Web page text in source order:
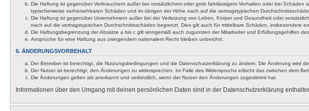
Die Haftung ist gegenüber Verbrauchern außer bei vorsätzlichem oder grob fahrlässigem Verhalten oder bei
typischerweise vorhersehbaren Schäden und im übrigen der Höhe nach auf die vertragstypischen
Die Haftung ist gegenüber Unternehmern außer bei der Verletzung von Leben, Körper und Gesundheit oder
nach auf die vertragstypischen Durchschnittsschäden begrenzt. Dies gilt auch für mittelbare Schäden, insbesondere
Die Haftungsbegrenzung der Absätze a bis c gilt sinngemäß auch zugunsten der Mitarbeiter und Erfüllungsgehilfen
Ansprüche für eine Haftung aus zwingendem nationalem Recht bleiben unberührt.
6. ÄNDERUNGSVORBEHALT
Der Betreiber ist berechtigt, die Nutzungsbedingungen und die Datenschutzerklärung zu ändern. Die Änderung wird
Der Nutzer ist berechtigt, den Änderungen zu widersprechen. Im Falle des Widerspruchs erlischt das zwischen dem
Die Änderungen gelten als anerkannt und verbindlich, wenn der Nutzer den Änderungen zugestimmt hat.
Informationen über den Umgang mit deinen persönlichen Daten sind in der Datenschutzerklärung